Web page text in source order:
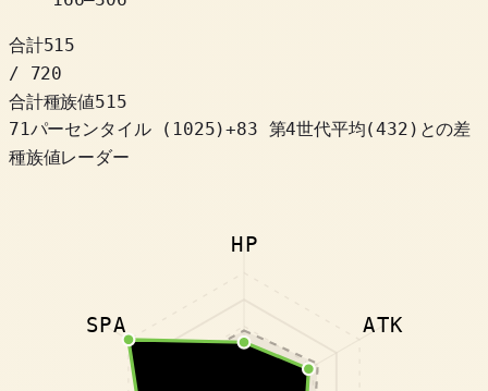
合計515
/ 720
合計種族値515
71パーセンタイル
( 1025)+83 第4世代平均(432)との差
種族値レーダー
HP
ATK
SPA